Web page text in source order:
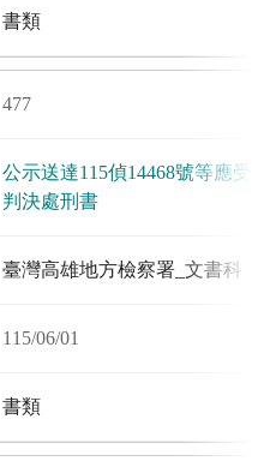
書類
477
公示送達115偵14468號等應受
判決處刑書
臺灣高雄地方檢察署_文書科
115/06/01
書類